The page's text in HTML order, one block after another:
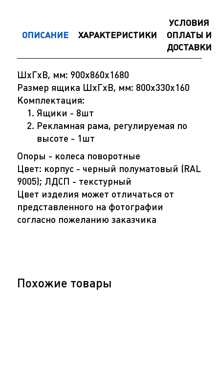
ОПИСАНИЕ ХАРАКТЕРИСТИКИ
УСЛОВИЯ
ОПЛАТЫ И
ДОСТАВКИ
ШхГхВ, мм: 900x860x1680
Размер ящика ШхГхВ, мм: 800х330х160
Комплектация:
Ящики - 8шт
Рекламная рама, регулируемая по
высоте - 1шт
Опоры - колеса поворотные
Цвет: корпус - черный полуматовый (RAL
9005); ЛДСП - текстурный
Цвет изделия может отличаться от
представленного на фотографии
согласно пожеланию заказчика
Похожие товары